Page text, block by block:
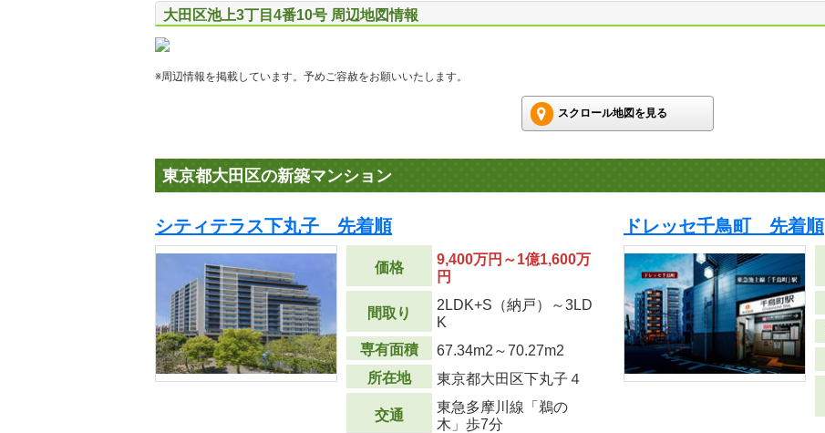
大田区池上3丁目4番10号 周辺地図情報
※周辺情報を掲載しています。予めご容赦をお願いいたします。
スクロール地図を見る
東京都大田区の新築マンション
シティテラス下丸子 先着順
価格
9,400万円～1億1,600万
円
間取り
2LDK+S（納戸）～3LD
K
専有面積
67.34m2 ～70.27m2
所在地
東京都大田区下丸子４
交通
東急多摩川線「鵜の
木」歩7分
ドレッセ千鳥町 先着順